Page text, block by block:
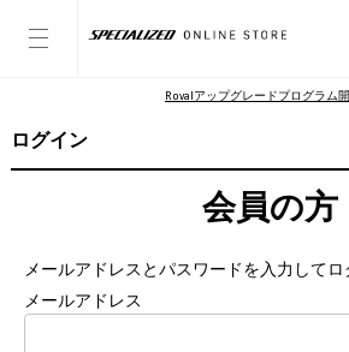
Rovalアップグレードプログラム
ログイン
会員の方
メールアドレスとパスワードを入力してロ
メールアドレス